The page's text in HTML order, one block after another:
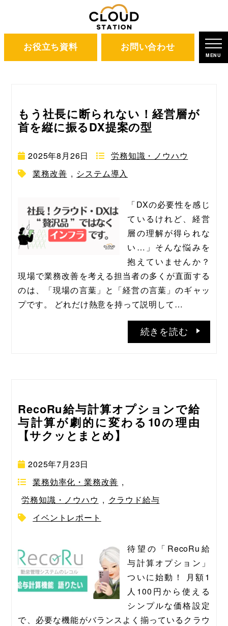
お役立ち資料 お問い合わせ
MENU
ホーム ブログ 労務知識・ノウハウ
もう社長に断られない！経営層が
首を縦に振るDX提案の型
2025年8月26日
労務知識・ノウハウ
業務改善 , システム導入
「DXの必要性を感じ
ているけれど、経営
層の理解が得られな
い…」そんな悩みを
抱えていませんか？
現場で業務改善を考える担当者の多くが直面する
のは、「現場の言葉」と「経営の言葉」のギャッ
プです。 どれだけ熱意を持って説明して…
続きを読む
RecoRu給与計算オプションで給
与計算が劇的に変わる10の理由
【サクッとまとめ】
2025年7月23日
業務効率化・業務改善 ,
労務知識・ノウハウ , クラウド給与
イベントレポート
待望の「RecoRu給
与計算オプション」
ついに始動！ 月額1
人100円から使える
シンプルな価格設定
で、必要な機能がバランスよく揃っているクラウ